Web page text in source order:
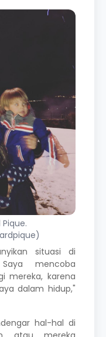
situasi di
mencoba
mereka, karena
dalam hidup,"
hal-hal di